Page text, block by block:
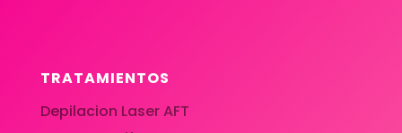
TRATAMIENTOS
Depilacion Laser AFT